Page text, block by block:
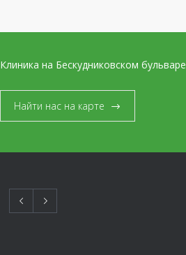
Клиника на Бескудниковском бульваре
Найти нас на карте